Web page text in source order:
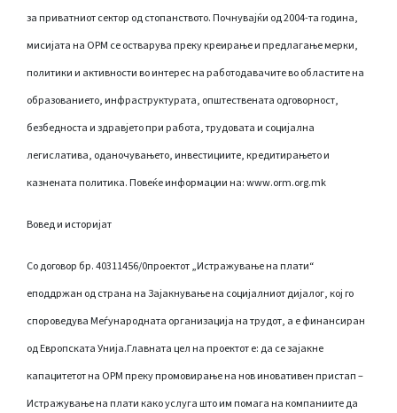
за приватниот сектор од стопанството. Почнувајќи од 2004-та година,
мисијата на ОРМ се остварува преку креирање и предлагање мерки,
политики и активности во интерес на работодавачите во областите на
образованието, инфраструктурата, општествената одговорност,
безбедноста и здравјето при работа, трудовата и социјална
легислатива, оданочувањето, инвестициите, кредитирањето и
казнената политика. Повеќе информации на: www.orm.org.mk
Вовед и историјат
Со договор бр. 40311456/0проектот „Истражување на плати“
eподдржан од страна на Зајакнување на социјалниот дијалог, кој го
спороведува Меѓународната организација на трудот, а е финансиран
од Европската Унија.Главната цел на проектот е: да се зајакне
капацитетот на ОРМ преку промовирање на нов иновативен пристап –
Истражување на плати како услуга што им помага на компаниите да